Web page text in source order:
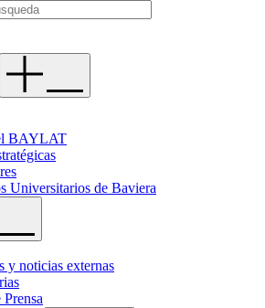
BAYLAT
Universitarios de Baviera
y noticias externas